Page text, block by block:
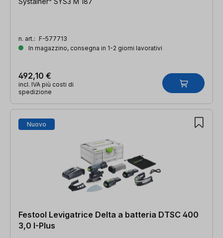
n. art.: F-577713
In magazzino, consegna in 1-2 giorni lavorativi
492,10 €
incl. IVA più costi di
spedizione
Nuovo
Festool Levigatrice Delta a batteria DTSC 400
3,0 I-Plus